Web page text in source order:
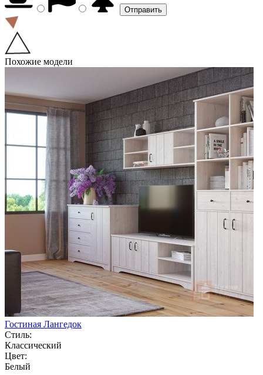
Похожие модели
Гостиная Лангедок
Стиль:
Классический
Цвет:
Белый